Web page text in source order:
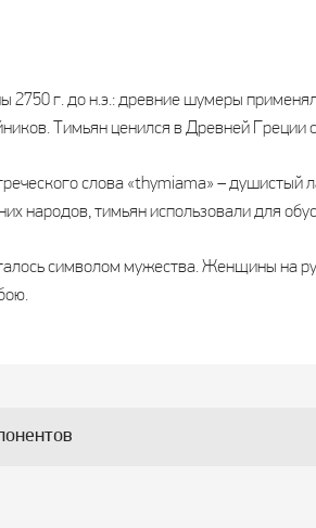
2750 г. до н.э.: древние шумеры
Тимьян ценился в Древней Греции
слова «thymiama» – душистый
народов, тимьян использовали для
символом мужества. Женщины на